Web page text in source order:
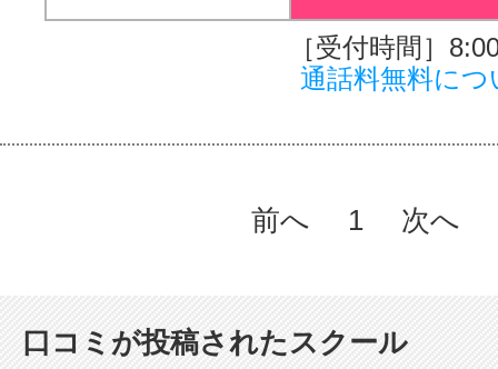
［受付時間］
通話料無料につ
前へ 1 次へ
口コミが投稿されたスクール